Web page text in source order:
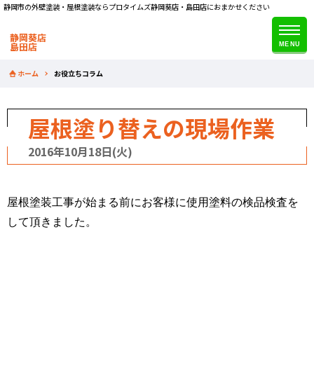
静岡市の外壁塗装・屋根塗装ならプロタイムズ静岡葵店・島田店におまかせください
静岡葵店
島田店
ホーム お役立ちコラム
屋根塗り替えの現場作業
2016年10月18日(火)
屋根塗装工事が始まる前にお客様に使用塗料の検品検査を
して頂きました。